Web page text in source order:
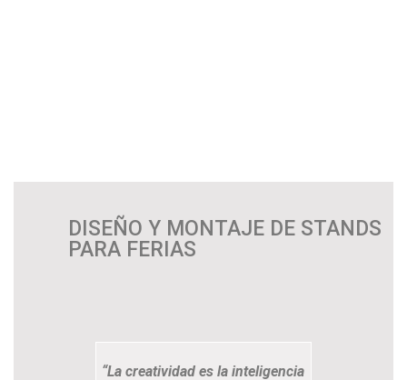
DISEÑO Y MONTAJE DE STANDS
PARA FERIAS
“La creatividad es la inteligencia